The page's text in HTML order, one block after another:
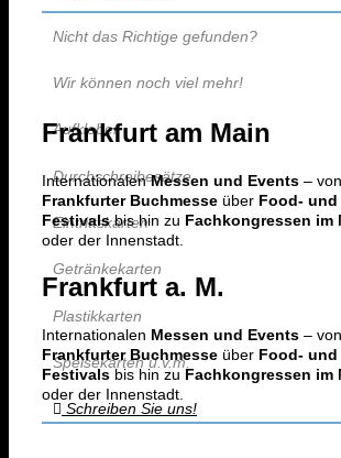
Nicht das Richtige gefunden?
Wir können noch viel mehr!
Aufkleber
Durchschreibesätze
Eintrittskarten
Getränkekarten
Plastikkarten
Speisekarten u.v.m.
Schreiben Sie uns!
Frankfurt am Main
InternationalenMessen und Events –
Frankfurter Buchmesse über Food-
Festivalsbis hin zu Fachkongressen im
oder der Innenstadt.
Frankfurt a. M.
Internationalen Messen und Events –
Frankfurter Buchmesse über Food-
Festivals bis hin zu Fachkongressen im
oder der Innenstadt.